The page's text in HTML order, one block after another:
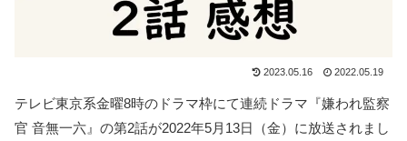
2023.05.16 2022.05.19
テレビ東京系金曜8時のドラマ枠にて連続ドラマ『嫌われ監察
官 音無一六』の第2話が2022年5月13日（金）に放送されまし